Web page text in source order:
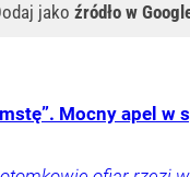
jako źródło w
Mocny apel w